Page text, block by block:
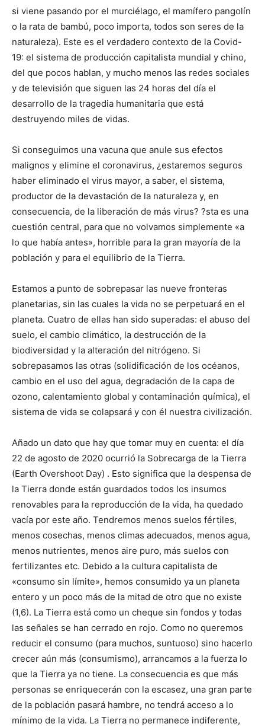
si viene pasando por el murciélago, el mamífero pangolín
o la rata de bambú, poco importa, todos son seres de la
naturaleza). Este es el verdadero contexto de la Covid-
19: el sistema de producción capitalista mundial y chino,
del que pocos hablan, y mucho menos las redes sociales
y de televisión que siguen las 24 horas del día el
desarrollo de la tragedia humanitaria que está
destruyendo miles de vidas.
Si conseguimos una vacuna que anule sus efectos
malignos y elimine el coronavirus, ¿estaremos seguros
haber eliminado el virus mayor, a saber, el sistema,
productor de la devastación de la naturaleza y, en
consecuencia, de la liberación de más virus? ?sta es una
cuestión central, para que no volvamos simplemente «a
lo que había antes», horrible para la gran mayoría de la
población y para el equilibrio de la Tierra.
Estamos a punto de sobrepasar las nueve fronteras
planetarias, sin las cuales la vida no se perpetuará en el
planeta. Cuatro de ellas han sido superadas: el abuso del
suelo, el cambio climático, la destrucción de la
biodiversidad y la alteración del nitrógeno. Si
sobrepasamos las otras (solidificación de los océanos,
cambio en el uso del agua, degradación de la capa de
ozono, calentamiento global y contaminación química), el
sistema de vida se colapsará y con él nuestra civilización.
Añado un dato que hay que tomar muy en cuenta: el día
22 de agosto de 2020 ocurrió la Sobrecarga de la Tierra
(Earth Overshoot Day) . Esto significa que la despensa de
la Tierra donde están guardados todos los insumos
renovables para la reproducción de la vida, ha quedado
vacía por este año. Tendremos menos suelos fértiles,
menos cosechas, menos climas adecuados, menos agua,
menos nutrientes, menos aire puro, más suelos con
fertilizantes etc. Debido a la cultura capitalista de
«consumo sin límite», hemos consumido ya un planeta
entero y un poco más de la mitad de otro que no existe
(1,6). La Tierra está como un cheque sin fondos y todas
las señales se han cerrado en rojo. Como no queremos
reducir el consumo (para muchos, suntuoso) sino hacerlo
crecer aún más (consumismo), arrancamos a la fuerza lo
que la Tierra ya no tiene. La consecuencia es que más
personas se enriquecerán con la escasez, una gran parte
de la población pasará hambre, no tendrá acceso a lo
mínimo de la vida. La Tierra no permanece indiferente,